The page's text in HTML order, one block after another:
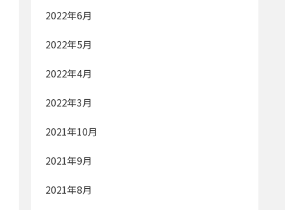
2022年6月
2022年5月
2022年4月
2022年3月
2021年10月
2021年9月
2021年8月